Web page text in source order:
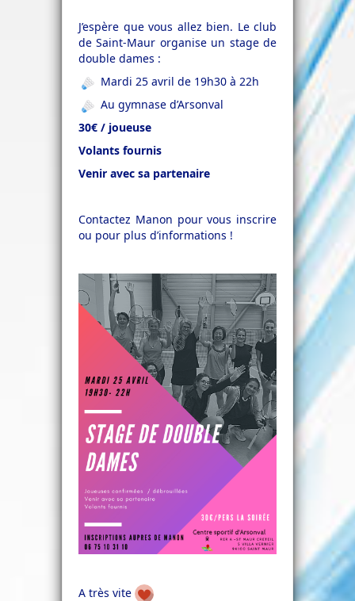
J’espère que vous allez bien. Le club
de Saint-Maur organise un stage de
double dames :
Mardi 25 avril de 19h30 à 22h
Au gymnase d’Arsonval
30€ / joueuse
Volants fournis
Venir avec sa partenaire
Contactez Manon pour vous inscrire
ou pour plus d’informations !
A très vite